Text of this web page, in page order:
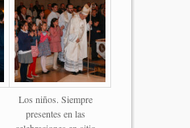
Los niños. Siempre
presentes en las